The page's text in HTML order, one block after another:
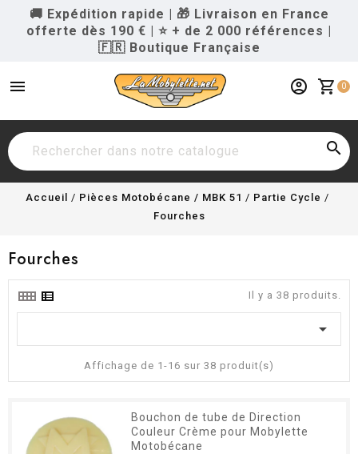
🚚 Expédition rapide | 🎁 Livraison en France
offerte dès 190 € | ⭐ + de 2 000 références |
🇫🇷 Boutique Française
menu shopping_cart 0
account_circle

Accueil Pièces Motobécane / MBK 51
Partie Cycle
Fourches
Fourches
Il y a 38 produits.

Affichage de 1-16 sur 38 produit(s)
Bouchon de tube de Direction
Couleur Crème pour Mobylette
Motobécane